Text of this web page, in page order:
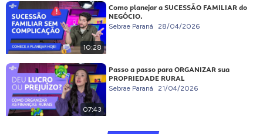
10:28
Como planejar a SUCESSÃO FAMILIAR do
NEGÓCIO.
Sebrae Paraná 28/04/2026
07:43
Passo a passo para ORGANIZAR sua
PROPRIEDADE RURAL
Sebrae Paraná 21/04/2026